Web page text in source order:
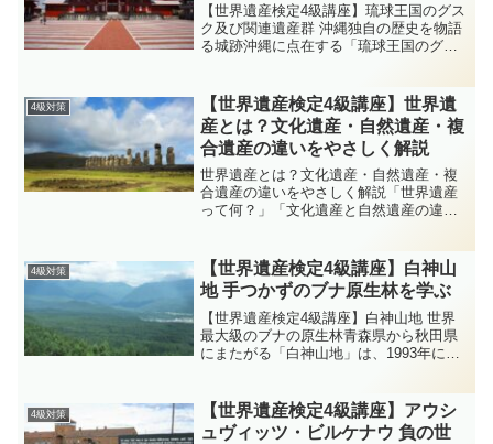
【世界遺産検定4級講座】琉球王国のグス
ク及び関連遺産群 沖縄独自の歴史を物語
る城跡沖縄に点在する「琉球王国のグス
郭「グスク」をはじめ、王国の信仰や外
交を物語る貴重な...
4級対策
【世界遺産検定4級講座】世界遺
産とは？文化遺産・自然遺産・複
合遺産の違いをやさしく解説
世界遺産とは？文化遺産・自然遺産・複
合遺産の違いをやさしく解説「世界遺産
って何？」「文化遺産と自然遺産の違い
カ丸とイクロム博士が会話形式でわかり
やすく紹介します。博士...
4級対策
【世界遺産検定4級講座】白神山
地 手つかずのブナ原生林を学ぶ
【世界遺産検定4級講座】白神山地 世界
最大級のブナの原生林青森県から秋田県
にまたがる「白神山地」は、1993年に屋
っていないブナの原生林が広がり、クマ
ゲラなど貴重な動植...
4級対策
【世界遺産検定4級講座】アウシ
ュヴィッツ・ビルケナウ 負の世